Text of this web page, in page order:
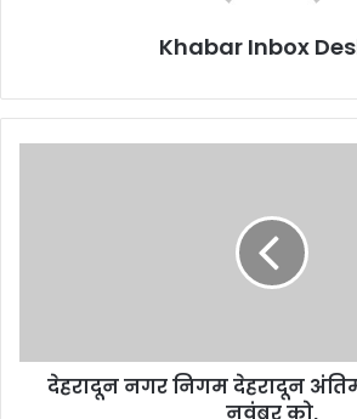
Khabar Inbox
नवंबर
देहरादून नगर निगम देहरादून